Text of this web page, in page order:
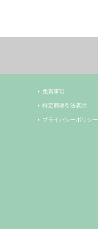
免責事項
特定商取引法表示
プライバシーポリシー